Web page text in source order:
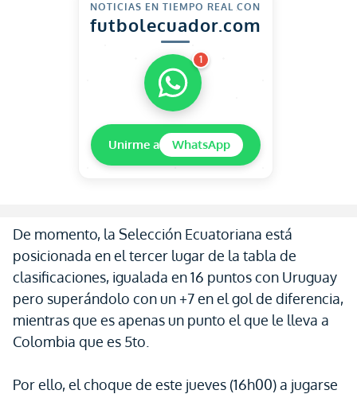
NOTICIAS EN TIEMPO REAL CON
futbolecuador.com
1
Unirme a WhatsApp
De momento, la Selección Ecuatoriana está
posicionada en el tercer lugar de la tabla de
clasificaciones, igualada en 16 puntos con Uruguay
pero superándolo con un +7 en el gol de diferencia,
mientras que es apenas un punto el que le lleva a
Colombia que es 5to.
Por ello, el choque de este jueves (16h00) a jugarse